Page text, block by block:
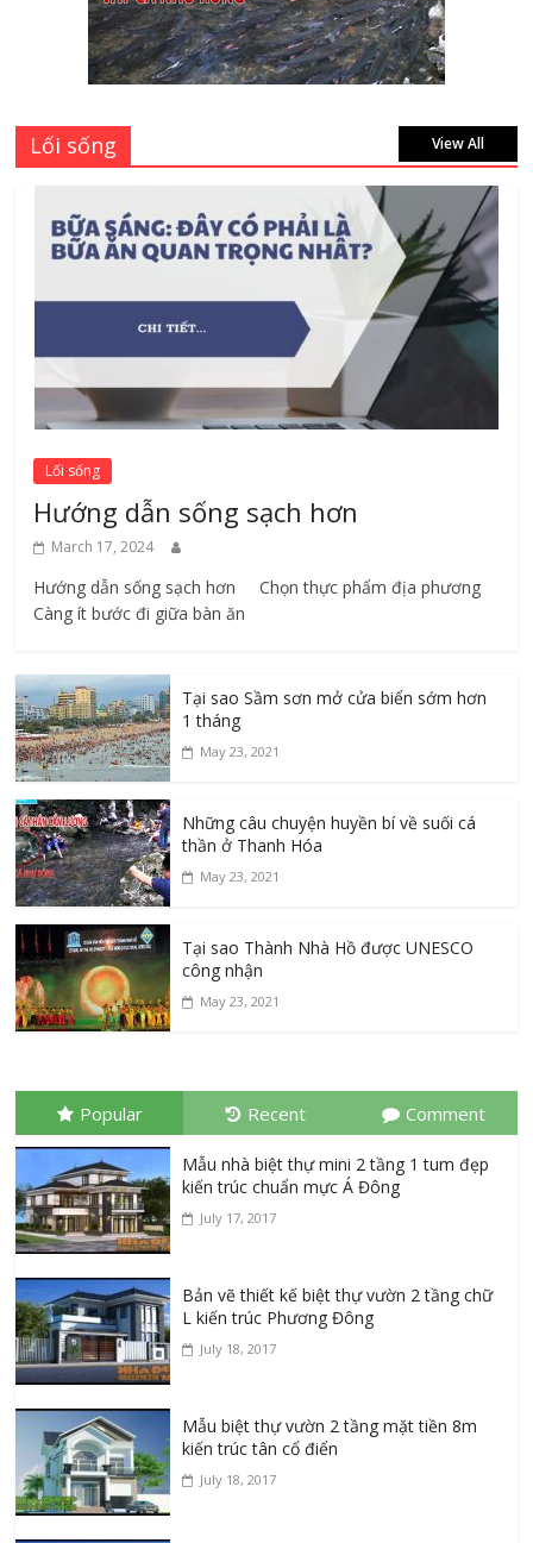
Siêu Rẻ mới nhất 2026 – Chất lượng cực
đỉnh
August 7, 2026
Lối sống View All
Lối sống
Hướng dẫn sống sạch hơn
March 17, 2024
Hướng dẫn sống sạch hơn Chọn thực phẩm địa phương ​
Càng ít bước đi giữa bàn ăn
Tại sao Sầm sơn mở cửa biển sớm hơn
1 tháng
May 23, 2021
Những câu chuyện huyền bí về suối cá
thần ở Thanh Hóa
May 23, 2021
Tại sao Thành Nhà Hồ được UNESCO
công nhận
May 23, 2021
Popular Recent Comment
Mẫu nhà biệt thự mini 2 tầng 1 tum đẹp
kiến trúc chuẩn mực Á Đông
July 17, 2017
Bản vẽ thiết kế biệt thự vườn 2 tầng chữ
L kiến trúc Phương Đông
July 18, 2017
Mẫu biệt thự vườn 2 tầng mặt tiền 8m
kiến trúc tân cổ điển
July 18, 2017